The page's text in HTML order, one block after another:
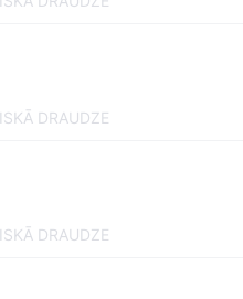
DRAUDZE
DRAUDZE